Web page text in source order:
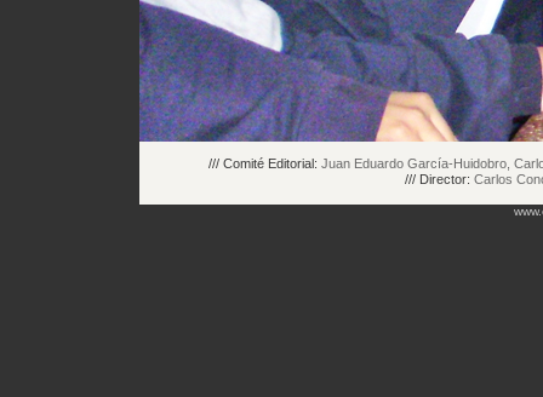
/// Comité Editorial: Juan Eduardo García-Huidobro,
/// Director: Carlos